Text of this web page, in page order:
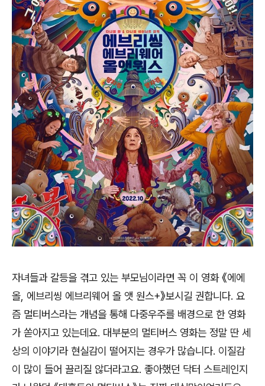
자녀들과 갈등을 겪고 있는 부모님이라면 꼭 이 영화《에에
올 에브리씽 에브리웨어 올 앳 원스+》보시길 권합니다. 요
즘 멀티버스라는 개념을 통해 다중우주를 배경으로 한 영화
가 쏟아지고 있는데요. 대부분의 멀티버스 영화는 정말 딴 세
상의 이야기라 현실감이 떨어지는 경우가 많습니다. 이질감
이 많이 들어 끌리질 않더라고요. 좋아했던 닥터 스트레인지